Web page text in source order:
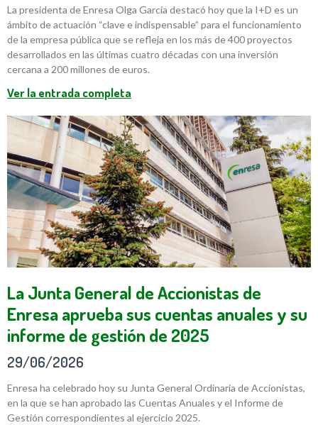
La presidenta de Enresa Olga García destacó hoy que la I+D es un
ámbito de actuación “clave e indispensable” para el funcionamiento
de la empresa pública que se refleja en los más de 400 proyectos
desarrollados en las últimas cuatro décadas con una inversión
cercana a 200 millones de euros.
Ver la entrada completa
La Junta General de Accionistas de
Enresa aprueba sus cuentas anuales y su
informe de gestión de 2025
29/06/2026
Enresa ha celebrado hoy su Junta General Ordinaria de Accionistas,
en la que se han aprobado las Cuentas Anuales y el Informe de
Gestión correspondientes al ejercicio 2025.